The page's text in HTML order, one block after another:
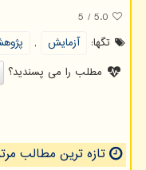
5.0
/
5
تگها:
آزمایش ,
مطلب را می پسندید؟
تازه ترین مطالب